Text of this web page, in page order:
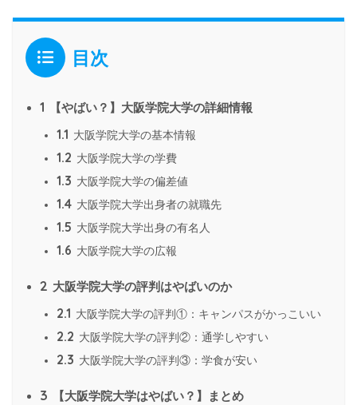
目次
1 【やばい？】大阪学院大学の詳細情報
1.1 大阪学院大学の基本情報
1.2 大阪学院大学の学費
1.3 大阪学院大学の偏差値
1.4 大阪学院大学出身者の就職先
1.5 大阪学院大学出身の有名人
1.6 大阪学院大学の広報
2 大阪学院大学の評判はやばいのか
2.1 大阪学院大学の評判①：キャンパスがかっこいい
2.2 大阪学院大学の評判②：通学しやすい
2.3 大阪学院大学の評判③：学食が安い
3 【大阪学院大学はやばい？】まとめ